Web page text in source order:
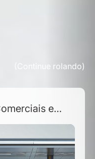
(Continue rolando)
e
EV